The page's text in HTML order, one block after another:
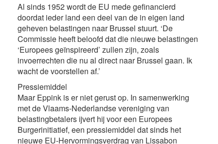
Al sinds 1952 wordt de EU mede gefinancierd
doordat ieder land een deel van de in eigen land
geheven belastingen naar Brussel stuurt. ‘De
Commissie heeft beloofd dat die nieuwe belastingen
‘Europees geïnspireerd’ zullen zijn, zoals
invoerrechten die nu al direct naar Brussel gaan. Ik
wacht de voorstellen af.’
Pressiemiddel
Maar Eppink is er niet gerust op. In samenwerking
met de Vlaams-Nederlandse vereniging van
belastingbetalers ijvert hij voor een Europees
Burgerinitiatief, een pressiemiddel dat sinds het
nieuwe EU-Hervormingsverdrag van Lissabon